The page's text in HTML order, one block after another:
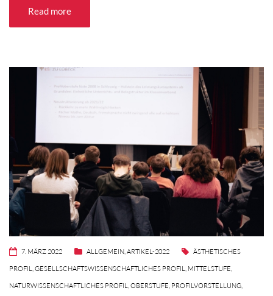
Read more
7. MÄRZ 2022 ALLGEMEIN,ARTIKEL-2022
ÄSTHETISCHES
PROFIL,GESELLSCHAFTSWISSENSCHAFTLICHES PROFIL, MITTELSTUFE,
NATURWISSENSCHAFTLICHES PROFIL,OBERSTUFE, PROFILVORSTELLUNG,